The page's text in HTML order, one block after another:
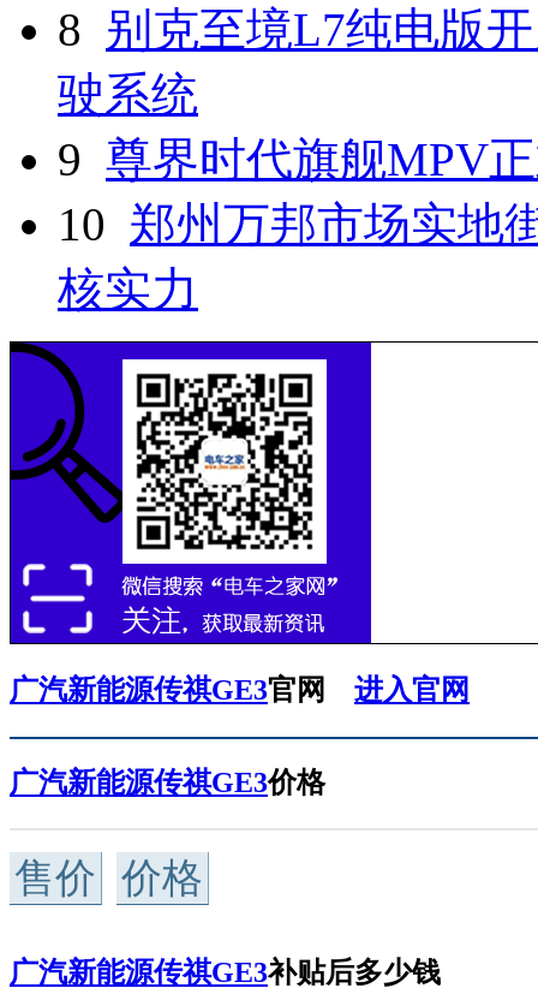
8 别克至境L7纯电版
驶系统
9 尊界时代旗舰MPV
10 郑州万邦市场实地
核实力
广汽新能源传祺GE3官网 进入官网
广汽新能源传祺GE3价格
售价 价格
广汽新能源传祺GE3补贴后多少钱